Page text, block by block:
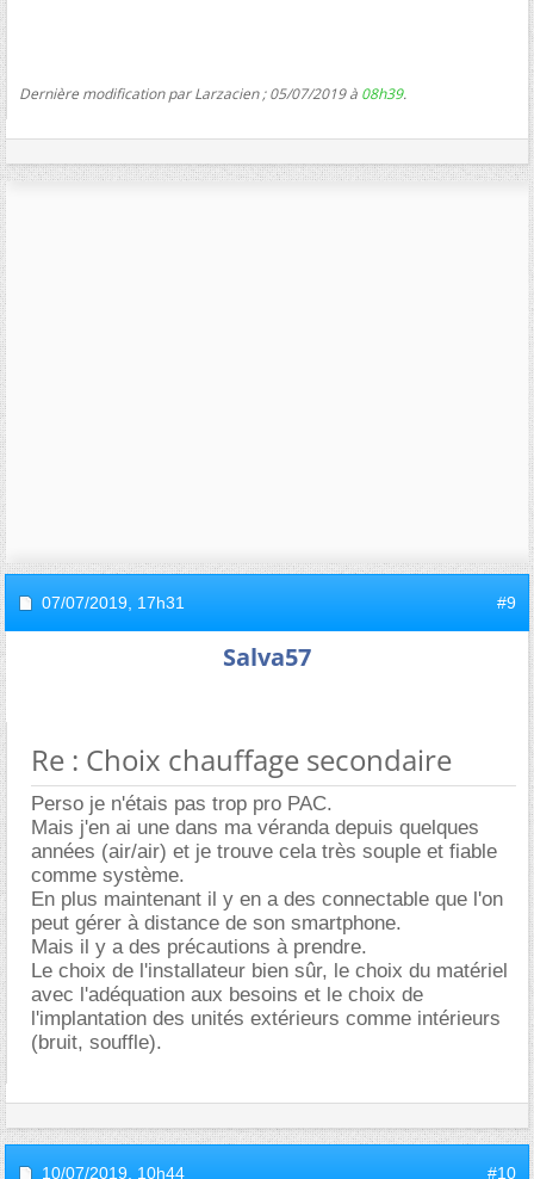
Dernière modification par Larzacien ; 05/07/2019 à 08h39.
07/07/2019, 17h31 #9
Salva57
Re : Choix chauffage secondaire
Perso je n'étais pas trop pro PAC.
Mais j'en ai une dans ma véranda depuis quelques
années (air/air) et je trouve cela très souple et fiable
comme système.
En plus maintenant il y en a des connectable que l'on
peut gérer à distance de son smartphone.
Mais il y a des précautions à prendre.
Le choix de l'installateur bien sûr, le choix du matériel
avec l'adéquation aux besoins et le choix de
l'implantation des unités extérieurs comme intérieurs
(bruit, souffle).
10/07/2019, 10h44 #10